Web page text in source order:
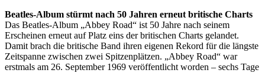
Beatles-Album stürmt nach 50 Jahren erneut britische Charts
Das Beatles-Album „Abbey Road“ ist 50 Jahre nach seinem
Erscheinen erneut auf Platz eins der britischen Charts gelandet.
Damit brach die britische Band ihren eigenen Rekord für die längste
Zeitspanne zwischen zwei Spitzenplätzen. „Abbey Road“ war
erstmals am 26. September 1969 veröffentlicht worden – sechs Tage